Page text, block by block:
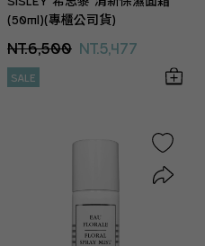
(50ml)(專櫃公司貨)
NT.6,500 NT.5,477
SALE